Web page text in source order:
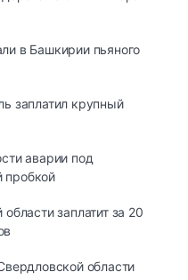
в Башкирии пьяного
заплатил крупный
аварии под
пробкой
заплатит за 20
области